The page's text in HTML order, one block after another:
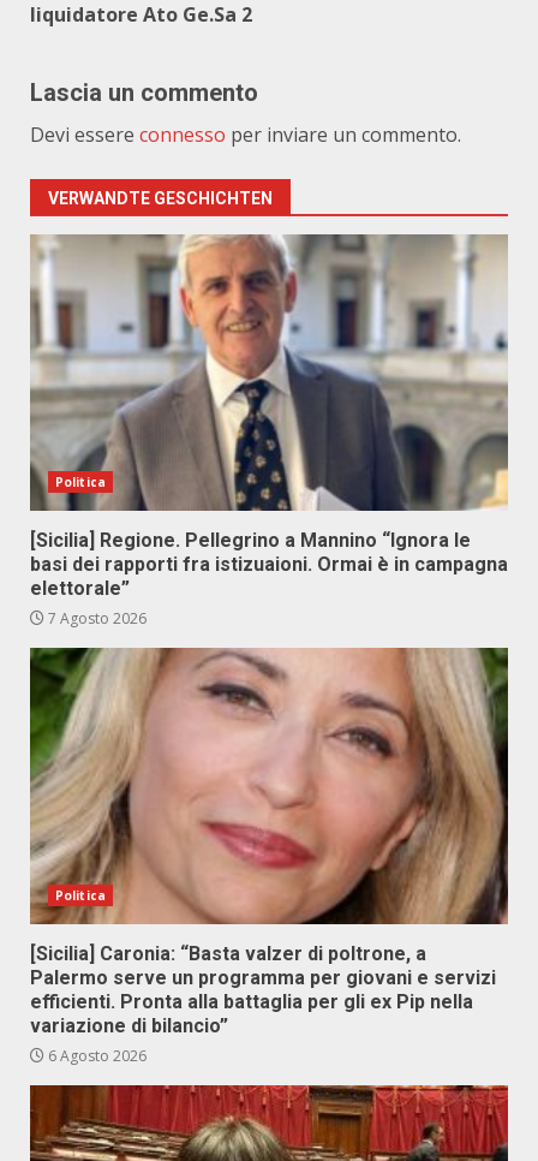
liquidatore Ato Ge.Sa 2
Lascia un commento
Devi essere connesso per inviare un commento.
VERWANDTE GESCHICHTEN
Politica
[Sicilia] Regione. Pellegrino a Mannino “Ignora le
basi dei rapporti fra istizuaioni. Ormai è in campagna
elettorale”
7 Agosto 2026
Politica
[Sicilia] Caronia: “Basta valzer di poltrone, a
Palermo serve un programma per giovani e servizi
efficienti. Pronta alla battaglia per gli ex Pip nella
variazione di bilancio”
6 Agosto 2026